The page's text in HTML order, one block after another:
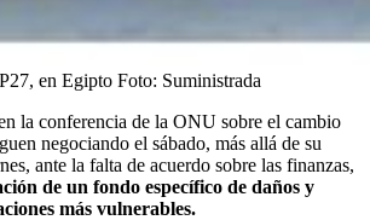
en Egipto Foto: Suministrada
la conferencia de la ONU sobre el cambio
negociando el sábado, más allá de su
ante la falta de acuerdo sobre las finanzas,
de un fondo específico de daños y
más vulnerables.